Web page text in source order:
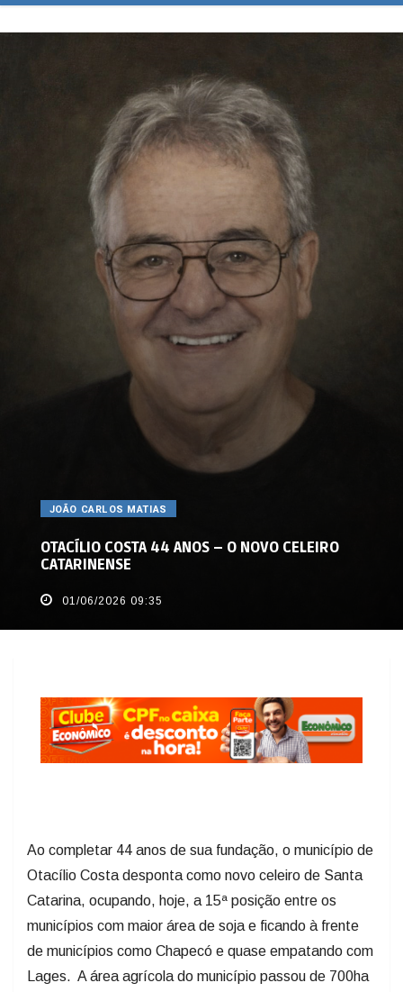
JOÃO CARLOS MATIAS
OTACÍLIO COSTA 44 ANOS – O NOVO CELEIRO
CATARINENSE
01/06/2026 09:35
Ao completar 44 anos de sua fundação, o município de
Otacílio Costa desponta como novo celeiro de Santa
Catarina, ocupando, hoje, a 15ª posição entre os
municípios com maior área de soja e ficando à frente
de municípios como Chapecó e quase empatando com
Lages. A área agrícola do município passou de 700ha